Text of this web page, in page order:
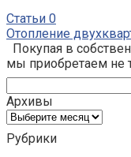
Статьи 0
Отопление
Покупая в
мы приобретаем не
Архивы
Архивы
Рубрики